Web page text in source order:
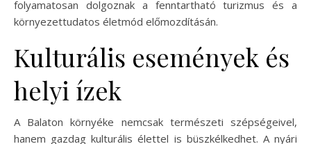
folyamatosan dolgoznak a fenntartható turizmus és a
környezettudatos életmód előmozdításán.
Kulturális események és
helyi ízek
A Balaton környéke nemcsak természeti szépségeivel,
hanem gazdag kulturális élettel is büszkélkedhet. A nyári